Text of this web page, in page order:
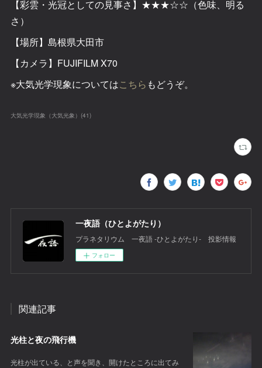
【彩雲・光冠としての見事さ】★★★☆☆（色味、明る
さ）
【場所】島根県大田市
【カメラ】FUJIFILM X70
※大気光学現象についてはこちら もどうぞ。
大気光学現象（大気光象） (41)
一夜語（ひとよがたり）
プラネタリウム 一夜語 -ひとよがたり‐ 投影情報
フォロー
関連記事
光柱と夜の飛行機
光柱が出ている、と声を聞き、開けたところに出てみ